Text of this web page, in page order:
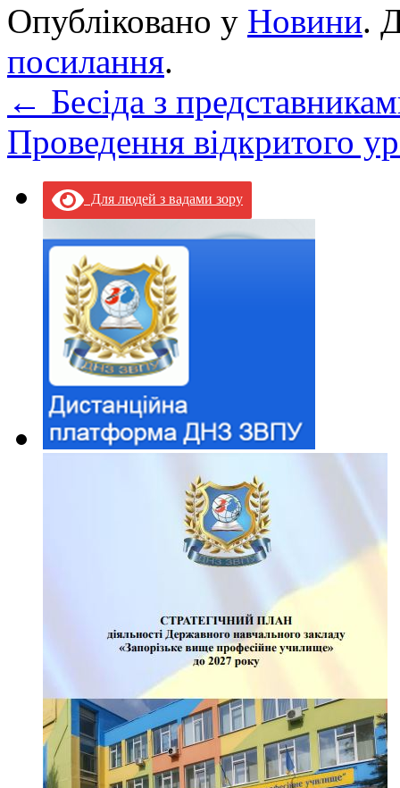
Опубліковано у Новини.
посилання.
← Бесіда з
Проведення відкритого
Для людей з вадами зору